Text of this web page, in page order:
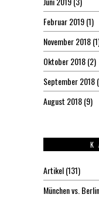
Februar 2019(1)
November 2018
Oktober 2018(2)
September 2018
August 2018(9)
Artikel(131)
München vs. Berlin